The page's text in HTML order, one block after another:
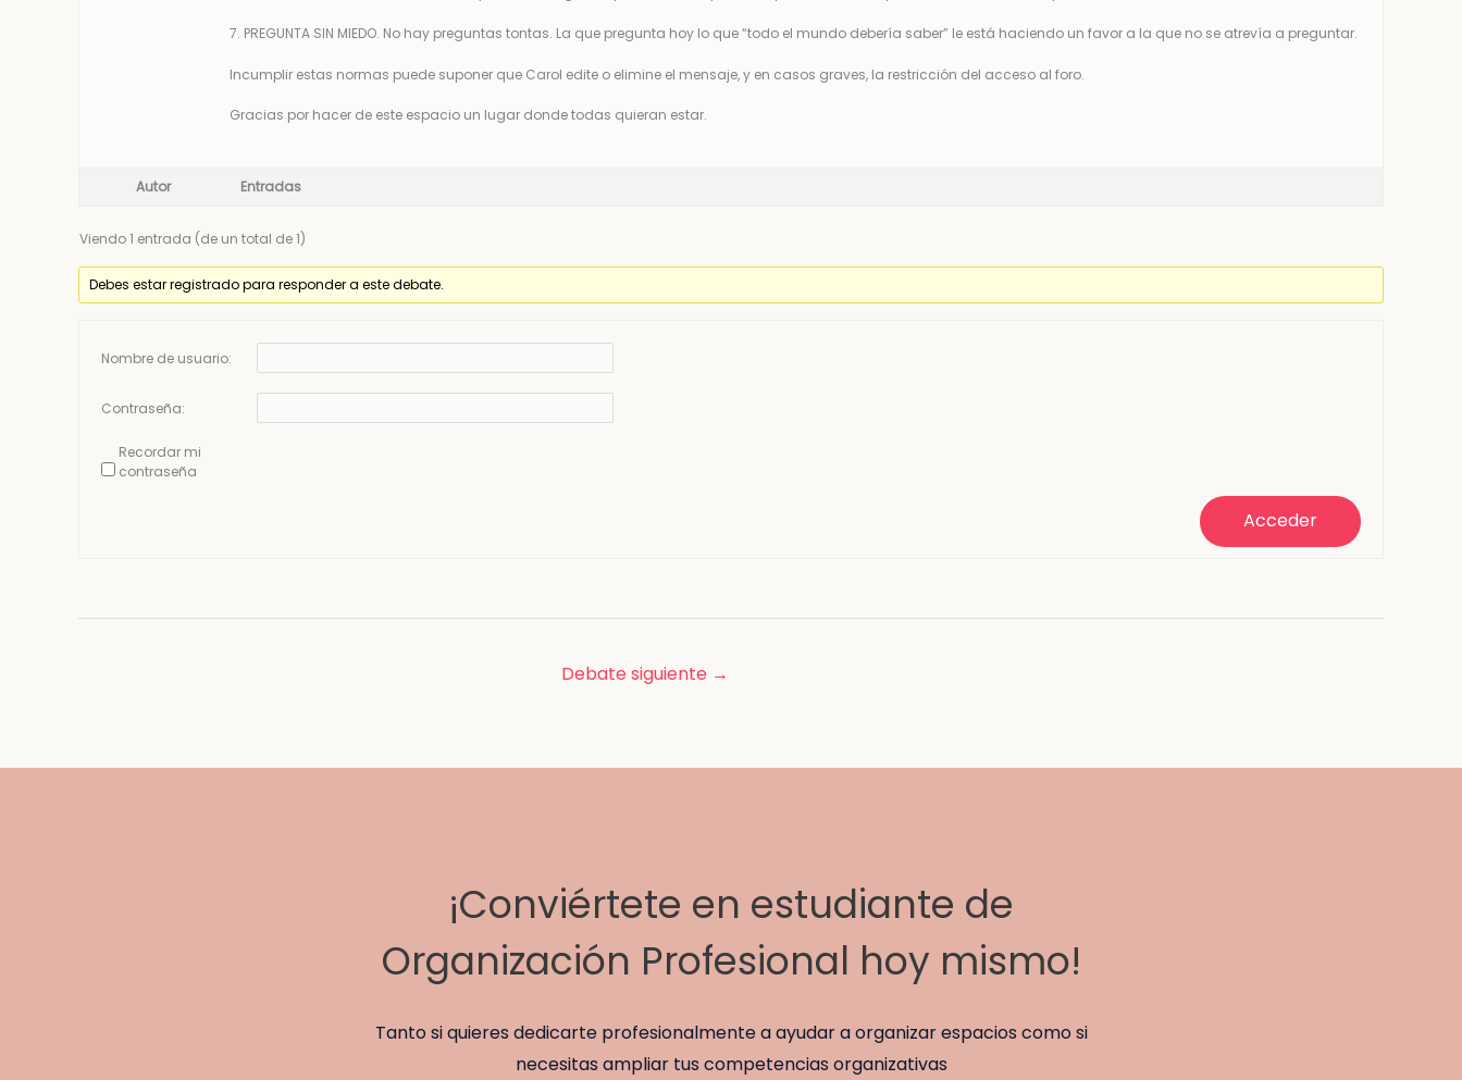
7. PREGUNTA SIN MIEDO. No hay preguntas tontas. La que pregunta hoy lo que “todo el mundo debería saber” le está haciendo un favor a la que no se atrevía a preguntar.
Incumplir estas normas puede suponer que Carol edite o elimine el mensaje, y en casos graves, la restricción del acceso al foro.
Gracias por hacer de este espacio un lugar donde todas quieran estar.
Autor Entradas
Viendo 1 entrada (de un total de 1)
Debes estar registrado para responder a este debate.
Nombre de usuario:
Contraseña:
Recordar mi
contraseña
Acceder
Debate siguiente →
¡Conviértete en estudiante de
Organización Profesional hoy mismo!
Tanto si quieres dedicarte profesionalmente a ayudar a organizar espacios como si
necesitas ampliar tus competencias organizativas